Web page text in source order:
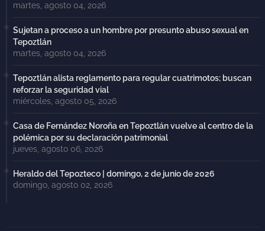
martes, agosto 04, 2026
Sujetan a proceso a un hombre por presunto abuso sexual en
Tepoztlán
martes, agosto 04, 2026
Tepoztlán alista reglamento para regular cuatrimotos; buscan
reforzar la seguridad vial
miércoles, agosto 05, 2026
Casa de Fernández Noroña en Tepoztlán vuelve al centro de la
polémica por su declaración patrimonial
jueves, agosto 06, 2026
Heraldo del Tepozteco | domingo, 2 de junio de 2026
domingo, agosto 02, 2026